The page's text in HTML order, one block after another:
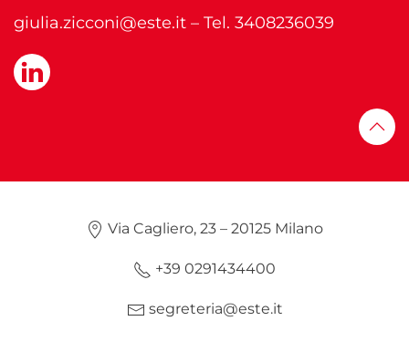
giulia.zicconi@este.it – Tel. 3408236039
Via Cagliero, 23 – 20125 Milano
+39 0291434400
segreteria@este.it